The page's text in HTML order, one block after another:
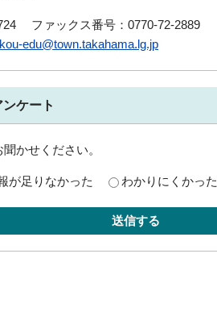
ファックス番号：0770-72-2889
edu@town.takahama.lg.jp
ケート
かせください。
が足りなかった わかりにくかった
送信する